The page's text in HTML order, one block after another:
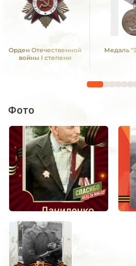
Орден Отечественной
войны I степени
Медаль
Фото